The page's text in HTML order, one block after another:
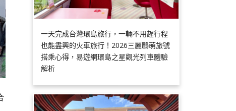
一天完成台灣環島旅行，一輛不用趕行程
也能盡興的火車旅行！2026三麗鷗萌旅號
搭乘心得，易遊網環島之星觀光列車體驗
解析